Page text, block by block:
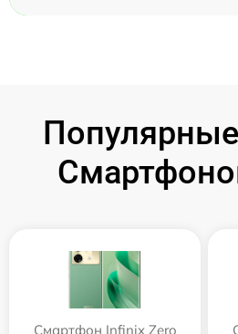
Смартфон Infinix Zero